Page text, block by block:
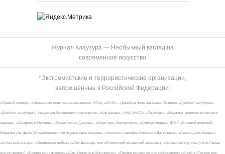
Журнал Клаузура — Необычный взгляд на
современное искусство
*Экстремистские и террористические организации,
запрещенные в Российской Федерации:
«Правый сектор», «Украинская повстанческая армия» (УПА), «ИГИЛ», «Джабхат Фатх аш-Шам» (бывшая «Джабхат ан-Нусра»,
«Джебхат ан-Нусра»), Национал-Большевистская партия, «Аль-Каида», «УНА-УНСО», «Талибан», «Меджлис крымско-татарского
народа», «Свидетели Иеговы», «Мизантропик Дивижн», «Братство» Корчинского, «Артподготовка», ЛГБТ, «Высший военный
Маджлисуль Шура Объединенных сил моджахедов Кавказа», «Конгресс народов Ичкерии и Дагестана», «База» («Аль-Каида»),
«Асбат аль-Ансар», «Священная война» («Аль-Джихад» или «Египетский исламский джихад»), «Исламская группа» («Аль-Гамаа
аль-Исламия»), «Братья-мусульмане» («Аль-Ихван аль-Муслимун»), «Партия исламского освобождения» («Хизб ут-Тахрир аль-